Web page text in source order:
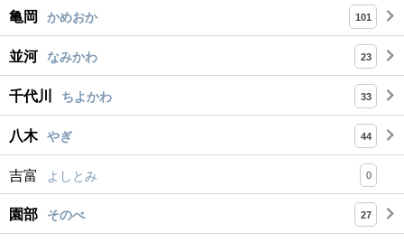
亀岡 かめおか 101
並河 なみかわ 23
千代川 ちよかわ 33
八木 やぎ 44
吉富 よしとみ 0
園部 そのべ 27